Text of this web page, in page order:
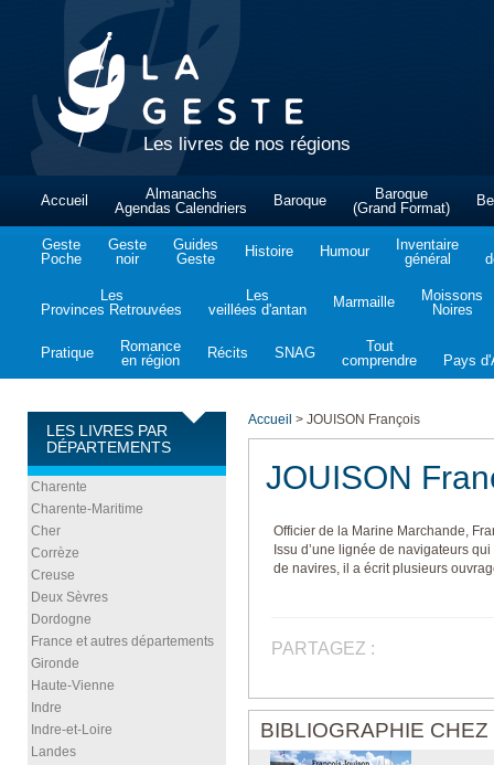
Les livres de nos régions
Accueil
Almanachs
Agendas Calendriers
Baroque
Baroque
(Grand Format)
Geste
Poche
Geste
noir
Guides
Geste
Histoire Humour
Inventaire
général
Les
Provinces Retrouvées
Les
veillées d'antan
Marmaille
Moissons
Noires
Pratique
Romance
en région
Récits SNAG
Tout
comprendre
Pays
LES LIVRES PAR
DÉPARTEMENTS
Charente
Charente-Maritime
Cher
Corrèze
Creuse
Deux Sèvres
Dordogne
France et autres départements
Gironde
Haute-Vienne
Indre
Indre-et-Loire
Landes
Accueil > JOUISON François
JOUISON
Officier de la Marine Marchande,
Issu d’une lignée de navigateurs
de navires, il a écrit plusieurs
PARTAGEZ :
BIBLIOGRAPHIE